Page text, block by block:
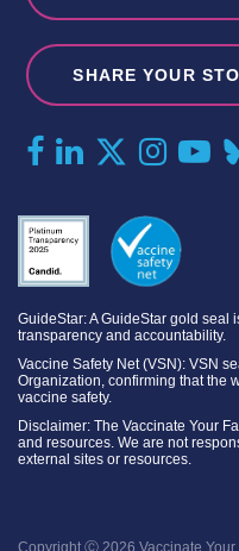
GuideStar: A GuideStar gold seal
transparency and accountability.
Vaccine Safety Net (VSN): VSN
Organization, confirming that the
vaccine safety.
Disclaimer: The Vaccinate Your
and resources. We are not
external sites or resources.
SHARE YOUR